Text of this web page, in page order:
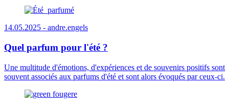
14.05.2025 - andre.engels
Quel parfum pour l'été ?
Une multitude d'émotions, d'expériences et de souvenirs positifs sont
souvent associés aux parfums d'été et sont alors évoqués par ceux-ci.